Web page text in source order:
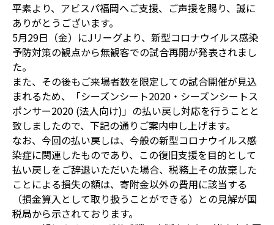
平素より、アビスパ福岡へご支援、ご声援を賜り、誠に
ありがとうございます。
5月29日（金）にJリーグより、新型コロナウイルス感染
予防対策の観点から無観客での試合再開が発表されまし
た。
また、その後もご来場者数を限定しての試合開催が見込
まれるため、「シーズンシート2020・シーズンシートス
ポンサー2020 (法人向け)」の払い戻し対応を行うことと
致しましたので、下記の通りご案内申し上げます。
なお、今回の払い戻しは、今般の新型コロナウイルス感
染症に関連したものであり、この復旧支援を目的として
払い戻しをご辞退いただいた場合、税務上その放棄した
ことによる損失の額は、寄附金以外の費用に該当する
（損金算入として取り扱うことができる）との見解が国
税局から示されております。